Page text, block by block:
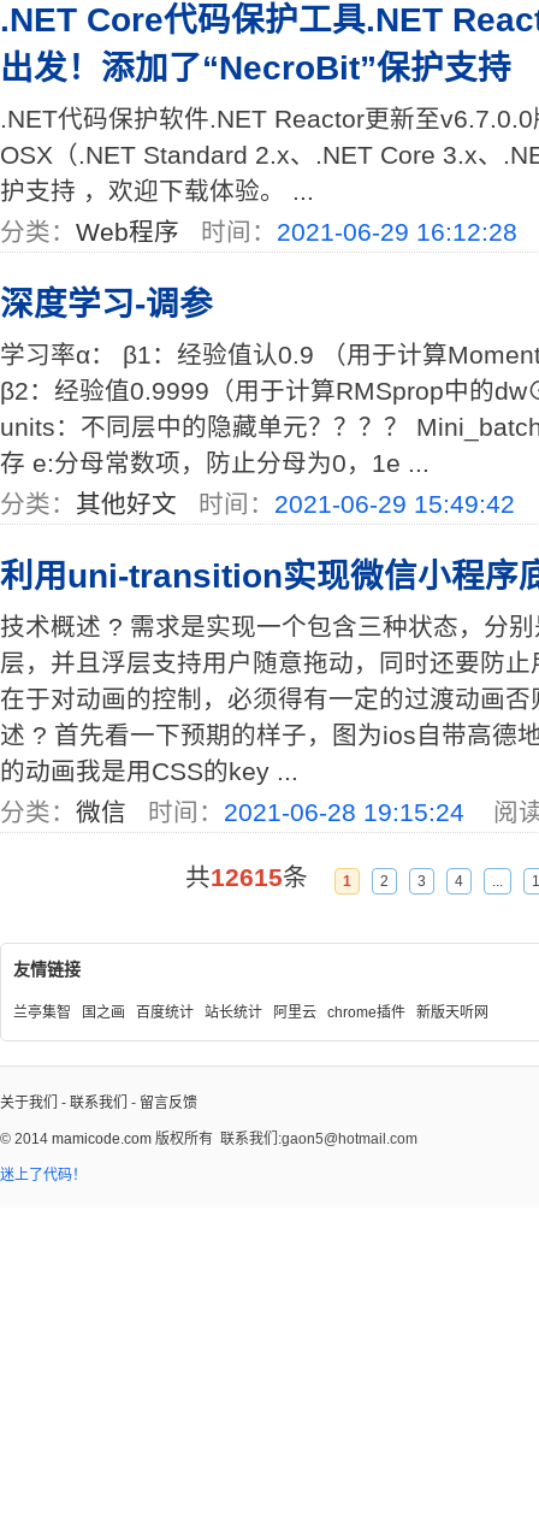
.NET Core代码保护工具.NET
出发！添加了“NecroBit”保护支持
.NET代码保护软件.NET Reactor更新至
OSX（.NET Standard 2.x、.NET Core 3.x、
护支持 ，欢迎下载体验。 ...
分类： Web程序 时间： 2021-06-29 16:12:28
深度学习-调参
学习率α： β1：经验值认0.9 （用于计算
β2：经验值0.9999（用于计算RMSprop中的
units：不同层中的隐藏单元？？？？
存 e:分母常数项，防止分母为0，1e ...
分类： 其他好文 时间： 2021-06-29 15:49:42
利用uni-transition实现微信小程序
技术概述 ? 需求是实现一个包含三种状态，分
层，并且浮层支持用户随意拖动，同时还要防
在于对动画的控制，必须得有一定的过渡动画
述 ? 首先看一下预期的样子，图为ios自带高德
的动画我是用CSS的key ...
分类： 微信 时间： 2021-06-28 19:15:24 阅
共12615条 1 2 3 4 ...
友情链接
兰亭集智 国之画 百度统计 站长统计 阿里云 chrome插件 新版天听网
关于我们 - 联系我们 - 留言反馈
© 2014 mamicode.com 版权所有 联系我们:gaon5@hotmail.com
迷上了代码！